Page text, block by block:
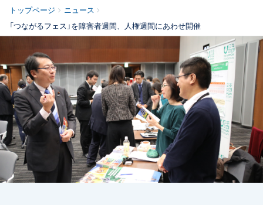
トップページ
ニュース
「つながるフェス」を障害者週間、人権週間にあわせ開催